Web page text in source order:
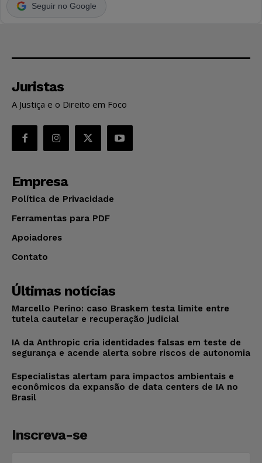
Seguir no Google
Juristas
A Justiça e o Direito em Foco
Empresa
Política de Privacidade
Ferramentas para PDF
Apoiadores
Contato
Últimas notícias
Marcello Perino: caso Braskem testa limite entre
tutela cautelar e recuperação judicial
IA da Anthropic cria identidades falsas em teste de
segurança e acende alerta sobre riscos de autonomia
Especialistas alertam para impactos ambientais e
econômicos da expansão de data centers de IA no
Brasil
Inscreva-se